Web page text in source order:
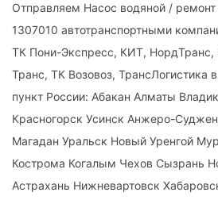
Отправляем Насос водяной / ремонт
1307010 автотранспортными
ТК Пони-Экспресс, КИТ,
Транс, ТК Возовоз, ТрансЛогистика
пункт России: Абакан Алматы
Красногорск Усинск Анжеро-
Магадан Уральск Новый Уренгой
Кострома Когалым Чехов Сызрань
Астрахань Нижневартовск